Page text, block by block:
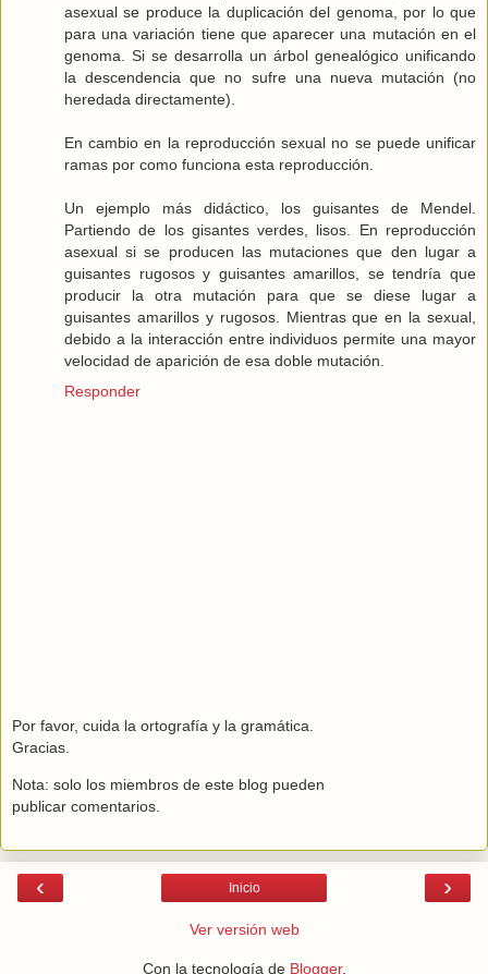
asexual se produce la duplicación del genoma, por lo que
para una variación tiene que aparecer una mutación en el
genoma. Si se desarrolla un árbol genealógico unificando
la descendencia que no sufre una nueva mutación (no
heredada directamente).
En cambio en la reproducción sexual no se puede unificar
ramas por como funciona esta reproducción.
Un ejemplo más didáctico, los guisantes de Mendel.
Partiendo de los gisantes verdes, lisos. En reproducción
asexual si se producen las mutaciones que den lugar a
guisantes rugosos y guisantes amarillos, se tendría que
producir la otra mutación para que se diese lugar a
guisantes amarillos y rugosos. Mientras que en la sexual,
debido a la interacción entre individuos permite una mayor
velocidad de aparición de esa doble mutación.
Responder
Por favor, cuida la ortografía y la gramática.
Gracias.
Nota: solo los miembros de este blog pueden
publicar comentarios.
‹ ›
Inicio
Ver versión web
Con la tecnología de Blogger.